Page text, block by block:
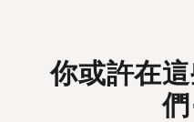
你或許在